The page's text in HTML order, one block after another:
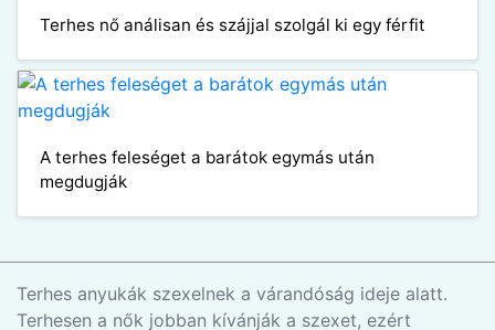
Terhes nő análisan és szájjal szolgál ki egy férfit
A terhes feleséget a barátok egymás után
megdugják
Terhes anyukák szexelnek a várandóság ideje alatt.
Terhesen a nők jobban kívánják a szexet, ezért